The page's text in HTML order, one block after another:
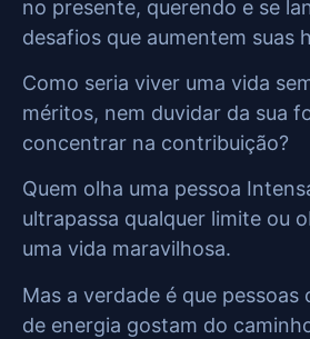
no presente, querendo e se
desafios que aumentem suas
Como seria viver uma vida
méritos, nem duvidar da sua
concentrar na contribuição?
Quem olha uma pessoa
ultrapassa qualquer limite ou
uma vida maravilhosa.
Mas a verdade é que pessoas
de energia gostam do